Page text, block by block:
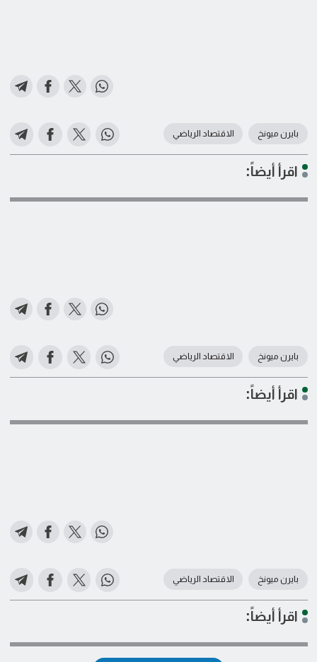
بايرن ميونخ الاقتصاد الرياضي
اقرأ أيضاً:
بايرن ميونخ الاقتصاد الرياضي
اقرأ أيضاً:
بايرن ميونخ الاقتصاد الرياضي
اقرأ أيضاً: